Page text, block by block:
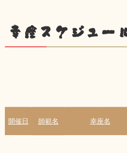
幸座スケジュー
開催日 師範名 幸座名